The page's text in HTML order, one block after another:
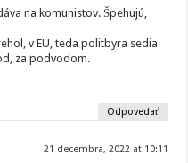
na komunistov. Špehujú,
v EU, teda politbyra sedia
za podvodom.
Odpovedať
21 decembra, 2022 at 10:11